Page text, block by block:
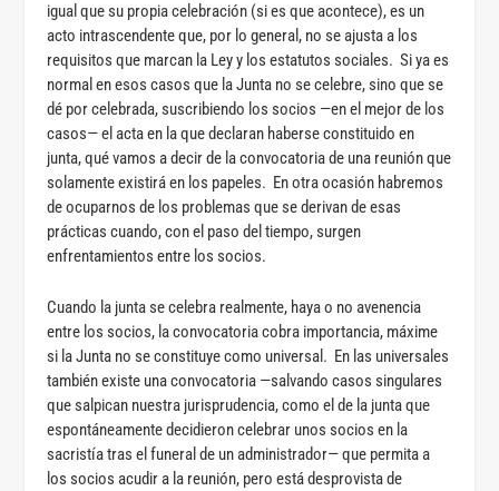
igual que su propia celebración (si es que acontece), es un
acto intrascendente que, por lo general, no se ajusta a los
requisitos que marcan la Ley y los estatutos sociales. Si ya es
normal en esos casos que la Junta no se celebre, sino que se
dé por celebrada, suscribiendo los socios —en el mejor de los
casos— el acta en la que declaran haberse constituido en
junta, qué vamos a decir de la convocatoria de una reunión que
solamente existirá en los papeles. En otra ocasión habremos
de ocuparnos de los problemas que se derivan de esas
prácticas cuando, con el paso del tiempo, surgen
enfrentamientos entre los socios.
Cuando la junta se celebra realmente, haya o no avenencia
entre los socios, la convocatoria cobra importancia, máxime
si la Junta no se constituye como universal. En las universales
también existe una convocatoria —salvando casos singulares
que salpican nuestra jurisprudencia, como el de la junta que
espontáneamente decidieron celebrar unos socios en la
sacristía tras el funeral de un administrador— que permita a
los socios acudir a la reunión, pero está desprovista de